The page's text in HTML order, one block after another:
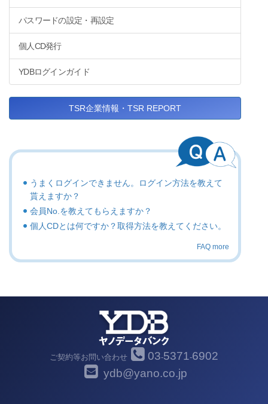
パスワードの設定・再設定
個人CD発行
YDBログインガイド
TSR企業情報・TSR REPORT
うまくログインできません。ログイン方法を教えて
貰えますか？
会員No.を教えてもらえますか？
個人CDとは何ですか？取得方法を教えてください。
FAQ more
ご契約等お問い合わせ 03-5371-6902
ydb@yano.co.jp